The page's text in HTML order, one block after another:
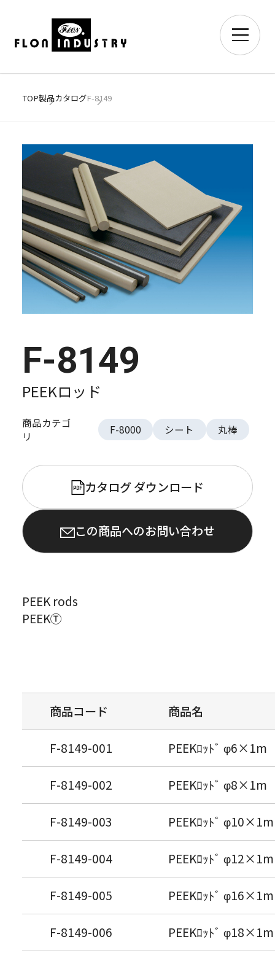
TOP製品カタログF-8149
F-8149
PEEKロッド
商品カテゴ
リ
F-8000 シート 丸棒
PDF カタログ ダウンロード
この商品へのお問い合わせ
PEEK rods
PEEKⓉ
商品コード 商品名
F-8149-001 PEEKﾛｯﾄﾞ φ6×1m
F-8149-002 PEEKﾛｯﾄﾞ φ8×1m
F-8149-003 PEEKﾛｯﾄﾞ φ10×1m
F-8149-004 PEEKﾛｯﾄﾞ φ12×1m
F-8149-005 PEEKﾛｯﾄﾞ φ16×1m
F-8149-006 PEEKﾛｯﾄﾞ φ18×1m